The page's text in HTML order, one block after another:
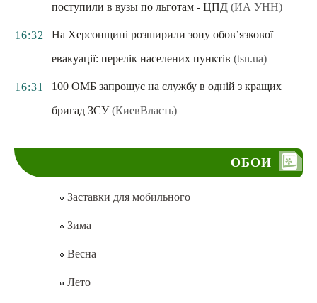
поступили в вузы по льготам - ЦПД (ИА УНН)
16:32
На Херсонщині розширили зону обов’язкової
евакуації: перелік населених пунктів (tsn.ua)
16:31
100 ОМБ запрошує на службу в одній з кращих
бригад ЗСУ (КиевВласть)
ОБОИ
Заставки для мобильного
Зима
Весна
Лето